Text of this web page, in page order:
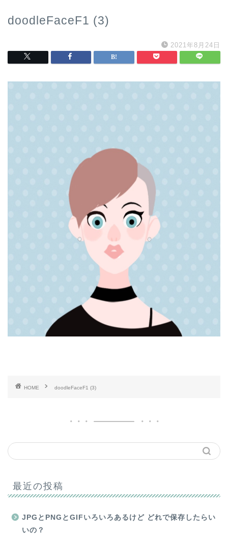
doodleFaceF1 (3)
2021年8月24日
HOME doodleFaceF1 (3)
最近の投稿
JPGとPNGとGIFいろいろあるけど どれで保存したらい
いの？